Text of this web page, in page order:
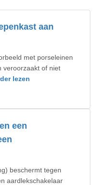
aan
met porseleinen
veroorzaakt of niet
lezen
een
beschermt tegen
aardlekschakelaar